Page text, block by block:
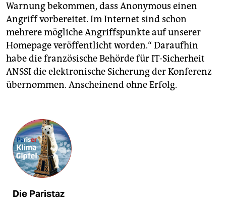
Warnung bekommen, dass Anonymous einen
Angriff vorbereitet. Im Internet sind schon
mehrere mögliche Angriffspunkte auf unserer
Homepage veröffentlicht worden.“ Daraufhin
habe die französische Behörde für IT-Sicherheit
ANSSI die elektronische Sicherung der Konferenz
übernommen. Anscheinend ohne Erfolg.
Die Paristaz